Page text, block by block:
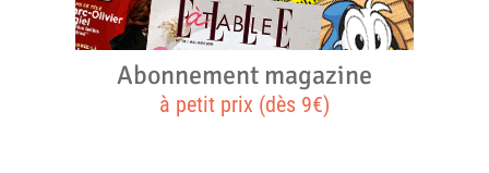
Abonnement magazine
à petit prix (dès 9€)